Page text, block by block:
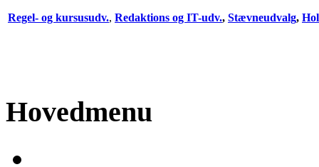
Regel- og kursusudv., Redaktions og IT-udv., Stævneudvalg,
Hovedmenu